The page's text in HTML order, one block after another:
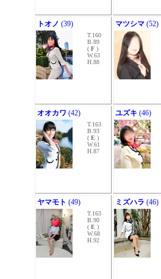
トオノ (39)
T.160
B.89
( F )
W.63
H.88
マツシマ (52)
オオカワ (42)
T.163
B.93
( E )
W.61
H.87
ユズキ (46)
ヤマモト (49)
T.163
B.90
( E )
W.68
H.92
ミズハラ (46)